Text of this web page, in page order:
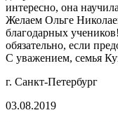
интересно, она
Желаем Ольге
благодарных
обязательно, если
С уважением, семья
г. Санкт-Петербург
03.08.2019